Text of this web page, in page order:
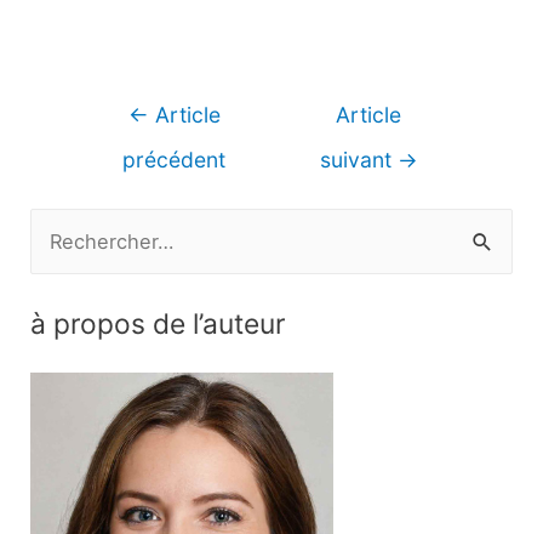
Navigation
← Article
précédent
Article
suivant →
h
à propos de l’auteur